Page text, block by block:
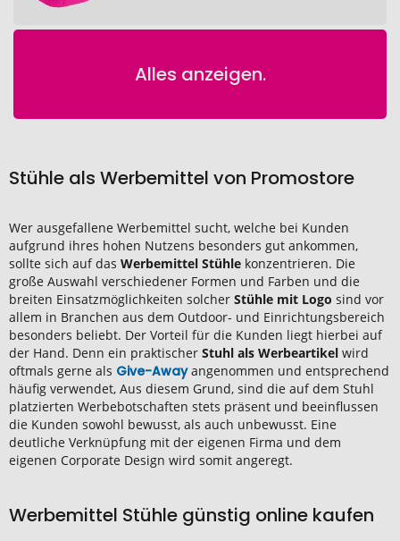
Alles anzeigen.
Stühle als Werbemittel von Promostore
Wer ausgefallene Werbemittel sucht, welche bei Kunden
aufgrund ihres hohen Nutzens besonders gut ankommen,
sollte sich auf das Werbemittel Stühle konzentrieren. Die
große Auswahl verschiedener Formen und Farben und die
breiten Einsatzmöglichkeiten solcher Stühle mit Logo sind vor
allem in Branchen aus dem Outdoor- und Einrichtungsbereich
besonders beliebt. Der Vorteil für die Kunden liegt hierbei auf
der Hand. Denn ein praktischer Stuhl als Werbeartikel wird
oftmals gerne als Give-Awayangenommen und entsprechend
häufig verwendet, Aus diesem Grund, sind die auf dem Stuhl
platzierten Werbebotschaften stets präsent und beeinflussen
die Kunden sowohl bewusst, als auch unbewusst. Eine
deutliche Verknüpfung mit der eigenen Firma und dem
eigenen Corporate Design wird somit angeregt.
Werbemittel Stühle günstig online kaufen